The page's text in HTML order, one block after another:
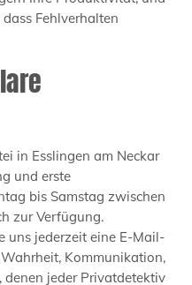
Fehlverhalten
in Esslingen am Neckar
und erste
bis Samstag zwischen
zur Verfügung.
uns jederzeit eine E-Mail-
Kommunikation,
denen jeder Privatdetektiv